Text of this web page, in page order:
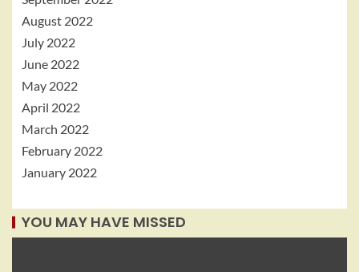
August 2022
July 2022
June 2022
May 2022
April 2022
March 2022
February 2022
January 2022
YOU MAY HAVE MISSED